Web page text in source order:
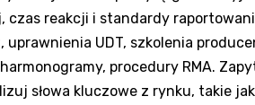
czas reakcji i standardy
UDT, szkolenia
procedury RMA.
słowa kluczowe z rynku, takie jak